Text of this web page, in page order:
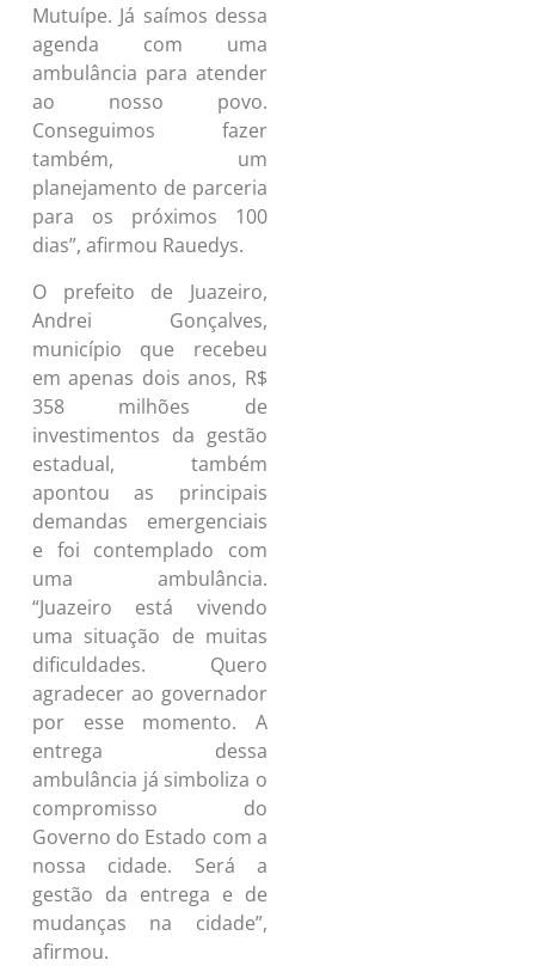
Mutuípe. Já saímos dessa
agenda com uma
ambulância para atender
ao nosso povo.
Conseguimos fazer
também, um
planejamento de parceria
para os próximos 100
dias”, afirmou Rauedys.
O prefeito de Juazeiro,
Andrei Gonçalves,
município que recebeu
em apenas dois anos, R$
358 milhões de
investimentos da gestão
estadual, também
apontou as principais
demandas emergenciais
e foi contemplado com
uma ambulância.
“Juazeiro está vivendo
uma situação de muitas
dificuldades. Quero
agradecer ao governador
por esse momento. A
entrega dessa
ambulância já simboliza o
compromisso do
Governo do Estado com a
nossa cidade. Será a
gestão da entrega e de
mudanças na cidade”,
afirmou.